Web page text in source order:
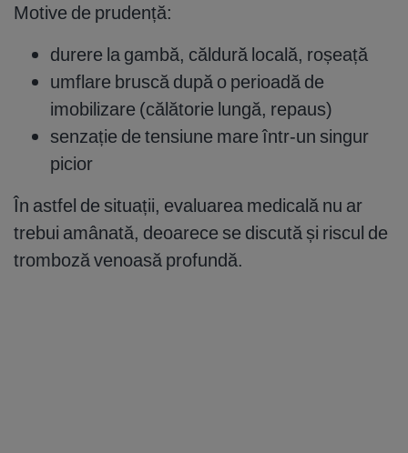
Motive de prudență:
durere la gambă, căldură locală, roșeață
umflare bruscă după o perioadă de
imobilizare (călătorie lungă, repaus)
senzație de tensiune mare într-un singur
picior
În astfel de situații, evaluarea medicală nu ar
trebui amânată, deoarece se discută și riscul de
tromboză venoasă profundă.